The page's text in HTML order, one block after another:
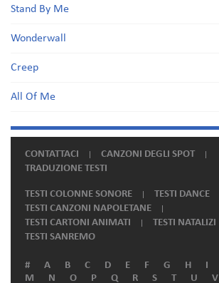
Stand By Me
Wonderwall
Creep
All Of Me
CONTATTACI
CANZONI DEGLI SPOT
TRADUZIONE TESTI
TESTI COLONNE SONORE
TESTI DANCE
TESTI CANZONI NAPOLETANE
TESTI CARTONI ANIMATI
TESTI NATALIZI
TESTI SANREMO
# A B C D E F G H I
M
N O P Q R S T U V